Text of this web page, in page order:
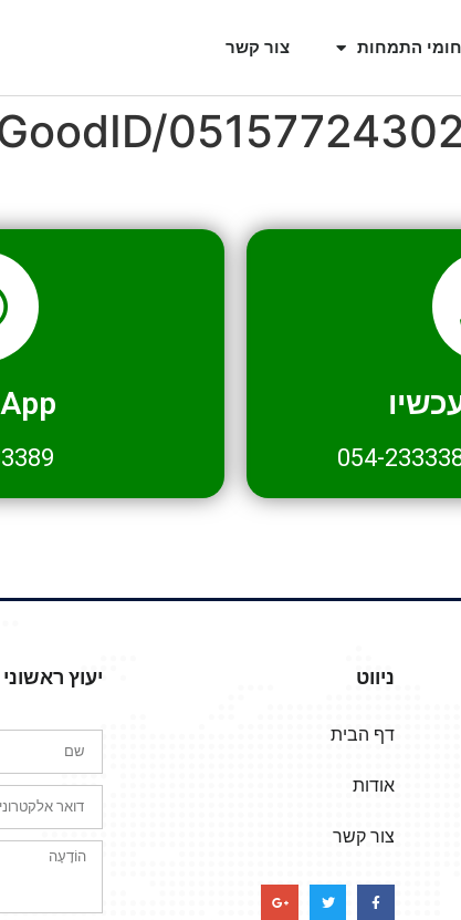
התמחות צור קשר
054-
ניווט
דף הבית
אודות
צור קשר
יעוץ